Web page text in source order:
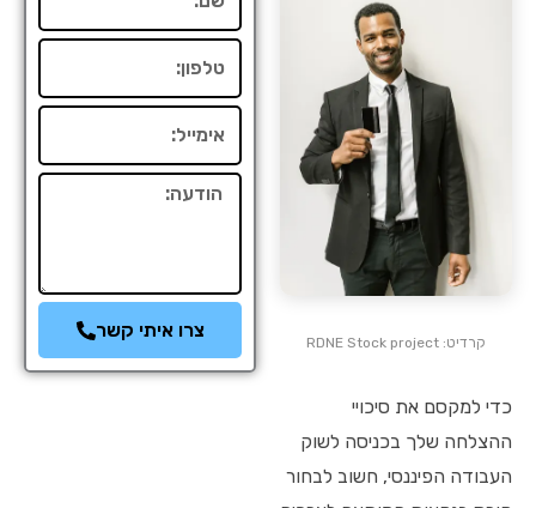
קרדיט: RDNE Stock project
כדי למקסם את סיכויי
ההצלחה שלך בכניסה לשוק
העבודה הפיננסי, חשוב לבחור
הודעה
צרו איתי קשר